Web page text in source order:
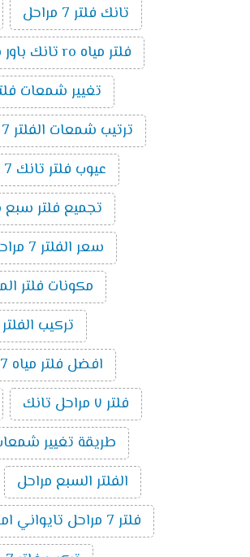
تانك فلتر 7 مراحل
فلتر مياه ro تانك باور بلس ال7 مراحل
تغيير شمعات فلتر
ترتيب شمعات الفلتر 7 مراحل
عيوب فلتر تانك 7 مراحل
تجميع فلتر سبع
سعر الفلتر 7 مراحل
مكونات فلتر المياه 7
تركيب
افضل فلتر مياه 7 مراحل فتكات
فلتر ٧ مراحل تانك
طريقة تغيير شمعات
الفلتر السبع مراحل
فلتر 7 مراحل تايواني امريكي